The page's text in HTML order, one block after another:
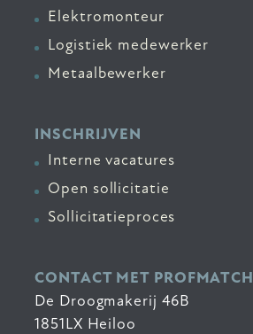
Elektromonteur
Logistiek medewerker
Metaalbewerker
INSCHRIJVEN
Interne vacatures
Open sollicitatie
Sollicitatieproces
CONTACT MET PROFMATCH
De Droogmakerij 46B
1851LX Heiloo